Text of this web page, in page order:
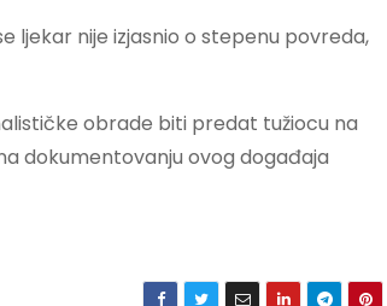
ljekar nije izjasnio o stepenu povreda,
obrade biti predat tužiocu na
dokumentovanju ovog događaja